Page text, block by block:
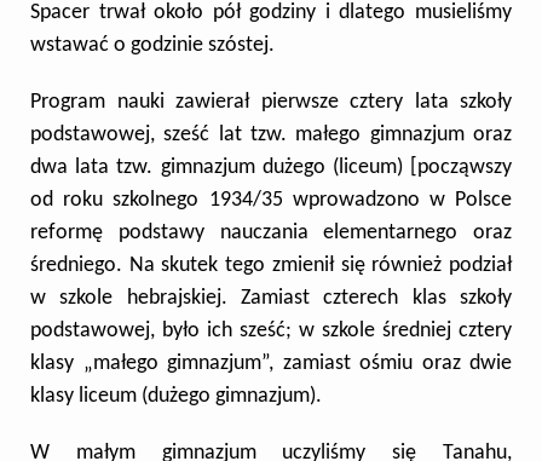
Spacer trwał około pół godziny i dlatego musieliśmy
wstawać o godzinie szóstej.
Program nauki zawierał pierwsze cztery lata szkoły
podstawowej, sześć lat tzw. małego gimnazjum oraz
dwa lata tzw. gimnazjum dużego (liceum) [począwszy
od roku szkolnego 1934/35 wprowadzono w Polsce
reformę podstawy nauczania elementarnego oraz
średniego. Na skutek tego zmienił się również podział
w szkole hebrajskiej. Zamiast czterech klas szkoły
podstawowej, było ich sześć; w szkole średniej cztery
klasy „małego gimnazjum”, zamiast ośmiu oraz dwie
klasy liceum (dużego gimnazjum).
W małym gimnazjum uczyliśmy się Tanahu,